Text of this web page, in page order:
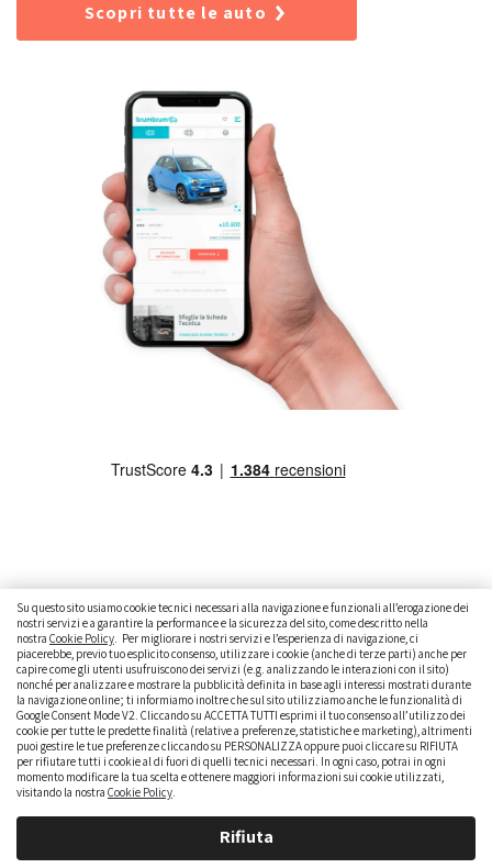
Su questo sito usiamo cookie tecnici necessari alla navigazione e funzionali all’erogazione dei
nostri servizi e a garantire la performance e la sicurezza del sito, come descritto nella
nostra Cookie Policy. Per migliorare i nostri servizi e l’esperienza di navigazione, ci
piacerebbe, previo tuo esplicito consenso, utilizzare i cookie (anche di terze parti) anche per
capire come gli utenti usufruiscono dei servizi (e.g. analizzando le interazioni con il sito)
nonché per analizzare e mostrare la pubblicità definita in base agli interessi mostrati durante
la navigazione online; ti informiamo inoltre che sul sito utilizziamo anche le funzionalità di
Google Consent Mode V2. Cliccando su ACCETTA TUTTI esprimi il tuo consenso all’utilizzo dei
cookie per tutte le predette finalità (relative a preferenze, statistiche e marketing), altrimenti
puoi gestire le tue preferenze cliccando su PERSONALIZZA oppure puoi cliccare su RIFIUTA
per rifiutare tutti i cookie al di fuori di quelli tecnici necessari. In ogni caso, potrai in ogni
momento modificare la tua scelta e ottenere maggiori informazioni sui cookie utilizzati,
visitando la nostra Cookie Policy.
Rifiuta
Scopri tutte le auto
CAMBIARE AUTO
GUIDA ALL’ACQUISTO
GUIDE PRATICHE
CURIOSITÀ
DATI ALLA MANO
DICE LA LEGGE
PARLIAMO DI NOI